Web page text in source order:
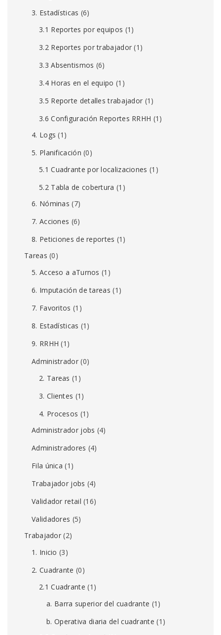
3. Estadísticas (6)
3.1 Reportes por equipos (1)
3.2 Reportes por trabajador (1)
3.3 Absentismos (6)
3.4 Horas en el equipo (1)
3.5 Reporte detalles trabajador (1)
3.6 Configuración Reportes RRHH (1)
4. Logs (1)
5. Planificación (0)
5.1 Cuadrante por localizaciones (1)
5.2 Tabla de cobertura (1)
6. Nóminas (7)
7. Acciones (6)
8. Peticiones de reportes (1)
Tareas (0)
5. Acceso a aTurnos (1)
6. Imputación de tareas (1)
7. Favoritos (1)
8. Estadísticas (1)
9. RRHH (1)
Administrador(0)
2. Tareas (1)
3. Clientes (1)
4. Procesos (1)
Administrador jobs (4)
Administradores (4)
Fila única (1)
Trabajador jobs (4)
Validador retail (16)
Validadores (5)
Trabajador (2)
1. Inicio (3)
2. Cuadrante (0)
2.1 Cuadrante (1)
a. Barra superior del cuadrante (1)
b. Operativa diaria del cuadrante (1)